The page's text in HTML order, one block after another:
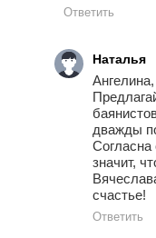
Ответить
Наталья
дважды
Согласна
значит,
счастье!
Ответить